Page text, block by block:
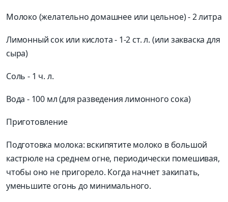
Молоко (желательно домашнее или цельное) - 2 литра
Лимонный сок или кислота - 1-2 ст. л. (или закваска для
сыра)
Соль - 1 ч. л.
Вода - 100 мл (для разведения лимонного сока)
Приготовление
Подготовка молока: вскипятите молоко в большой
кастрюле на среднем огне, периодически помешивая,
чтобы оно не пригорело. Когда начнет закипать,
уменьшите огонь до минимального.